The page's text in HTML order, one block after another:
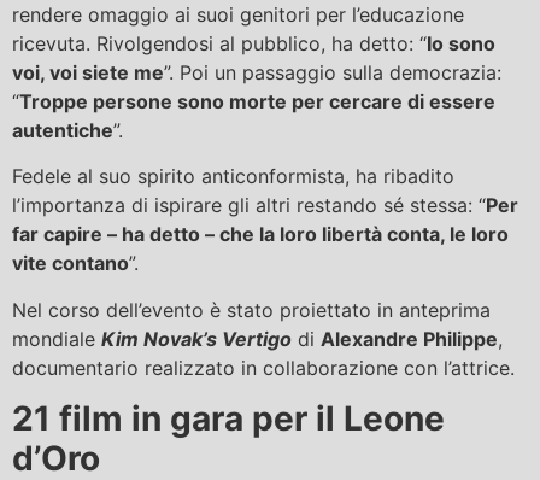
rendere omaggio ai suoi genitori per l’educazione
ricevuta. Rivolgendosi al pubblico, ha detto: “Io sono
voi, voi siete me”. Poi un passaggio sulla democrazia:
“Troppe persone sono morte per cercare di essere
autentiche”.
Fedele al suo spirito anticonformista, ha ribadito
l’importanza di ispirare gli altri restando sé stessa: “Per
far capire – ha detto – che la loro libertà conta, le loro
vite contano”.
Nel corso dell’evento è stato proiettato in anteprima
mondiale Kim Novak’s Vertigo di Alexandre Philippe,
documentario realizzato in collaborazione con l’attrice.
21 film in gara per il Leone
d’Oro